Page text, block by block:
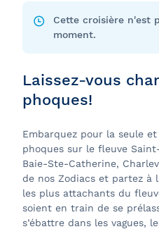
Cette croisière n'est
moment.
Laissez-vous
phoques!
Embarquez pour la seule
phoques sur le fleuve
Baie-Ste-Catherine,
de nos Zodiacs et partez à
les plus attachants du
soient en train de se
s’ébattre dans les vagues,